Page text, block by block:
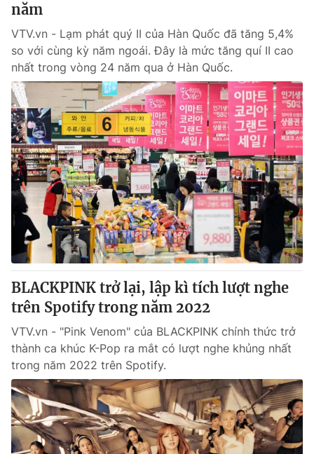
năm
VTV.vn - Lạm phát quý II của Hàn Quốc đã tăng 5,4%
so với cùng kỳ năm ngoái. Đây là mức tăng quí II cao
nhất trong vòng 24 năm qua ở Hàn Quốc.
BLACKPINK trở lại, lập kì tích lượt nghe
trên Spotify trong năm 2022
VTV.vn - "Pink Venom" của BLACKPINK chính thức trở
thành ca khúc K-Pop ra mắt có lượt nghe khủng nhất
trong năm 2022 trên Spotify.